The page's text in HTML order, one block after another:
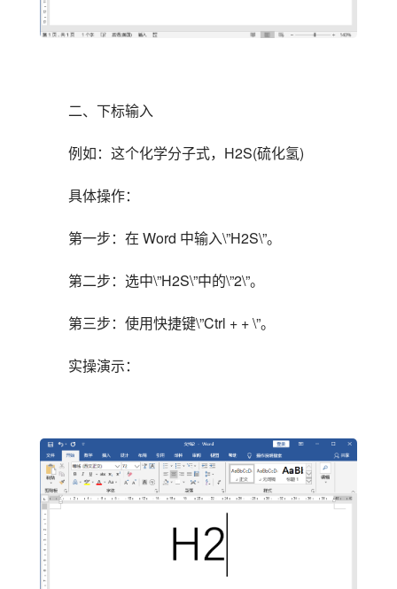
二、下标输入
例如：这个化学分子式，H2S(硫化氢)
具体操作：
第一步：在 Word 中输入\”H2S\”。
第二步：选中\”H2S\”中的\”2\”。
第三步：使用快捷键\”Ctrl + + \”。
实操演示：